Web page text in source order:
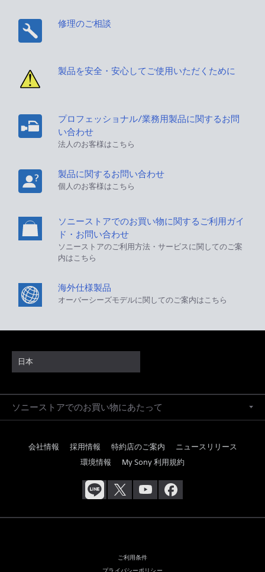
修理のご相談
製品を安全・安心してご使用いただくために
プロフェッショナル/業務用製品に関するお問
い合わせ
法人のお客様はこちら
製品に関するお問い合わせ
個人のお客様はこちら
ソニーストアでのお買い物に関するご利用ガイ
ド・お問い合わせ
ソニーストアのご利用方法・サービスに関してのご案
内はこちら
海外仕様製品
オーバーシーズモデルに関してのご案内はこちら
日本
ソニーストアでのお買い物にあたって
会社情報 採用情報 特約店のご案内
ニュースリリース
環境情報
My Sony 利用規約
ご利用条件
プライバシーポリシー